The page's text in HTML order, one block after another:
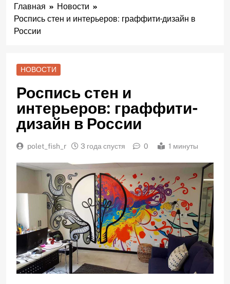
Главная
Новости
Роспись стен и интерьеров: граффити-дизайн в
России
НОВОСТИ
Роспись стен и
интерьеров: граффити-
дизайн в России
polet_fish_r 3 года спустя 0 1 минуты